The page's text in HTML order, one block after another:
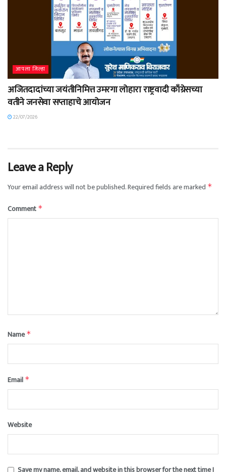
आपला जिल्हा
अजितदादांच्या जयंतीनिमित्त उमरगा लोहारा राष्ट्रवादी काँग्रेसच्या
वतीने जनसेवा सप्ताहाचे आयोजन
22/07/2026
Leave a Reply
Your email address will not be published.Required fields are marked *
Comment *
Name*
Email *
Website